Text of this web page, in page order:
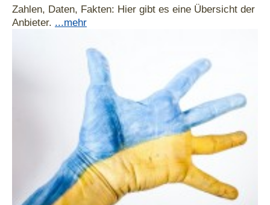
Zahlen, Daten, Fakten: Hier gibt es eine Übersicht der
Anbieter. ...mehr